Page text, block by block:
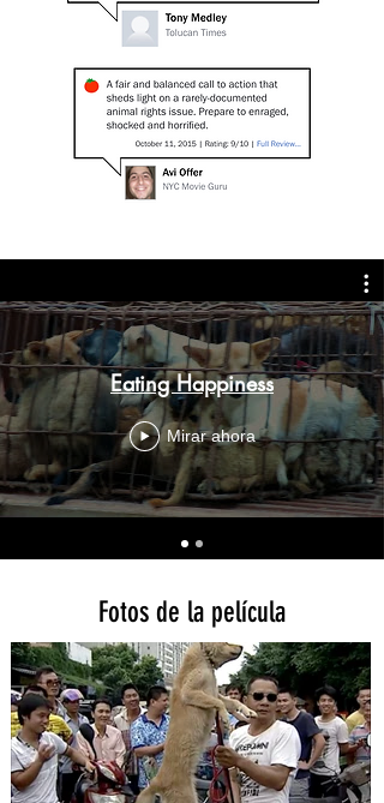
Eating Happiness
Mirar ahora
Fotos de la película